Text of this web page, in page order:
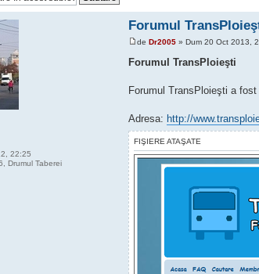
Forumul
deDr2005 » Dum 20 Oct 2013,
Forumul TransPloieşti
Forumul TransPloieşti a
Adresa: http://
FIŞIERE ATAŞATE
22:25
Drumul Taberei